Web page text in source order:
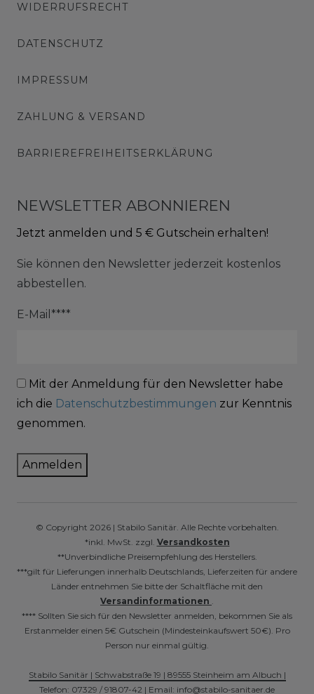
WIDERRUFSRECHT
DATENSCHUTZ
IMPRESSUM
ZAHLUNG & VERSAND
BARRIEREFREIHEITSERKLÄRUNG
NEWSLETTER ABONNIEREN
Jetzt anmelden und 5 € Gutschein erhalten!
Sie können den Newsletter jederzeit kostenlos
abbestellen.
E-Mail****
Mit der Anmeldung für den Newsletter habe
ich die Datenschutzbestimmungen zur Kenntnis
genommen.
Anmelden
© Copyright 2026 | Stabilo Sanitär. Alle Rechte vorbehalten.
*inkl. MwSt. zzgl. Versandkosten
**Unverbindliche Preisempfehlung des Herstellers.
***gilt für Lieferungen innerhalb Deutschlands, Lieferzeiten für andere
Länder entnehmen Sie bitte der Schaltfläche mit den
Versandinformationen .
**** Sollten Sie sich für den Newsletter anmelden, bekommen Sie als
Erstanmelder einen 5€ Gutschein (Mindesteinkaufswert 50€). Pro
Person nur einmal gültig.
Stabilo Sanitär | Schwabstraße 19 | 89555 Steinheim am Albuch |
Telefon: 07329 / 91807-42 | Email: info@stabilo-sanitaer.de